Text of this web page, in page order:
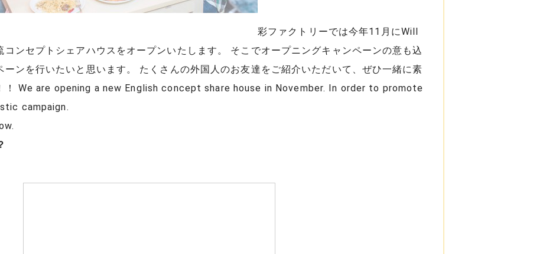
彩ファクトリーでは今年11月にWill
コンセプトシェアハウスをオープンいたします。 そこでオープニングキャンペーンの意も込
ンを行いたいと思います。 たくさんの外国人のお友達をご紹介いただいて、ぜひ一緒に素
！ We are opening a new English concept share house in November. In order to promote
campaign.